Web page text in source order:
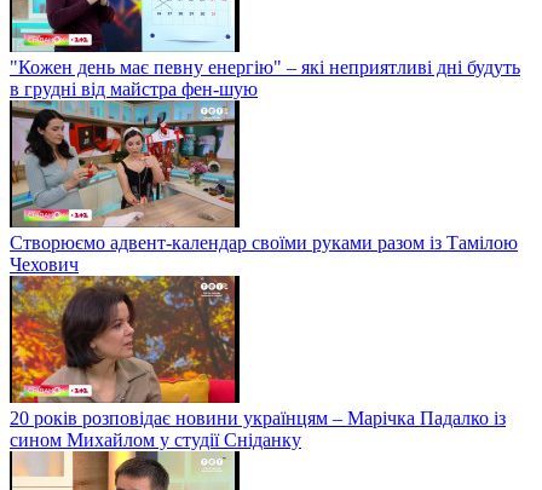
"Кожен день має певну енергію" – які неприятливі дні будуть
в грудні від майстра фен-шую
Створюємо адвент-календар своїми руками разом із Тамілою
Чехович
20 років розповідає новини українцям – Марічка Падалко із
сином Михайлом у студії Сніданку